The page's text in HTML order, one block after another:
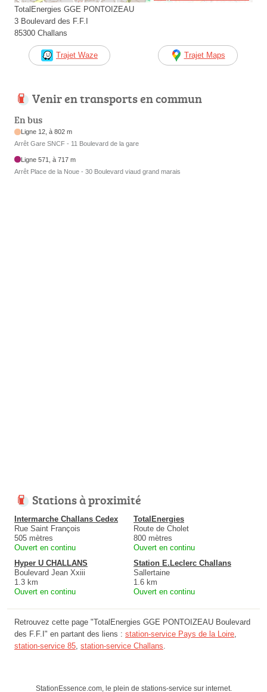
TotalEnergies GGE PONTOIZEAU
3 Boulevard des F.F.I
85300 Challans
Trajet Waze Trajet Maps
Venir en transports en commun
En bus
Ligne 12, à 802 m
Arrêt Gare SNCF - 11 Boulevard de la gare
Ligne 571, à 717 m
Arrêt Place de la Noue - 30 Boulevard viaud grand marais
Stations à proximité
Intermarche Challans Cedex
Rue Saint François
505 mètres
Ouvert en continu
TotalEnergies
Route de Cholet
800 mètres
Ouvert en continu
Hyper U CHALLANS
Boulevard Jean Xxiii
1.3 km
Ouvert en continu
Station E.Leclerc Challans
Sallertaine
1.6 km
Ouvert en continu
Retrouvez cette page "TotalEnergies GGE PONTOIZEAU Boulevard
des F.F.I" en partant des liens : station-service Pays de la Loire
station-service 85 station-service Challans
StationEssence.com, le plein de stations-service sur internet.